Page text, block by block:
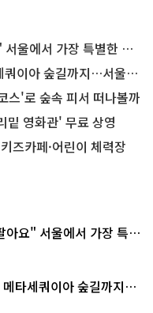
가장 특별한 편의점의 정체
길까지…서울둘레길 15코스
스'로 숲속 피서 떠나볼까
밑 영화관' 무료 상영
즈카페·어린이 체력장
아요" 서울에서 가장 특별
타세쿼이아 숲길까지…